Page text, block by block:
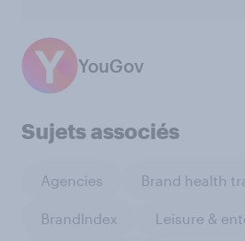
YouGov
Sujets associés
Agencies Brand health
BrandIndex Leisure &